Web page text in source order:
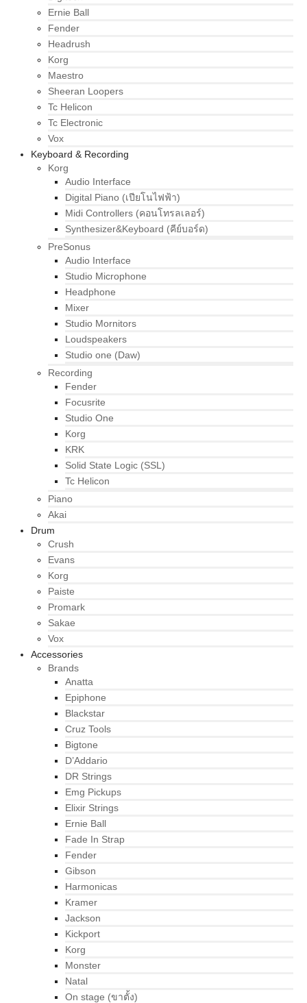
Ernie Ball
Fender
Headrush
Korg
Maestro
Sheeran Loopers
Tc Helicon
Tc Electronic
Vox
Keyboard & Recording
Korg
Audio Interface
Digital Piano (เปียโนไฟฟ้า)
Midi Controllers (คอนโทรลเลอร์)
Synthesizer&Keyboard (คีย์บอร์ด)
PreSonus
Audio Interface
Studio Microphone
Headphone
Mixer
Studio Mornitors
Loudspeakers
Studio one (Daw)
Recording
Fender
Focusrite
Studio One
Korg
KRK
Solid State Logic (SSL)
Tc Helicon
Piano
Akai
Drum
Crush
Evans
Korg
Paiste
Promark
Sakae
Vox
Accessories
Brands
Anatta
Epiphone
Blackstar
Cruz Tools
Bigtone
D’Addario
DR Strings
Emg Pickups
Elixir Strings
Ernie Ball
Fade In Strap
Fender
Gibson
Harmonicas
Kramer
Jackson
Kickport
Korg
Monster
Natal
On stage (ขาตั้ง)